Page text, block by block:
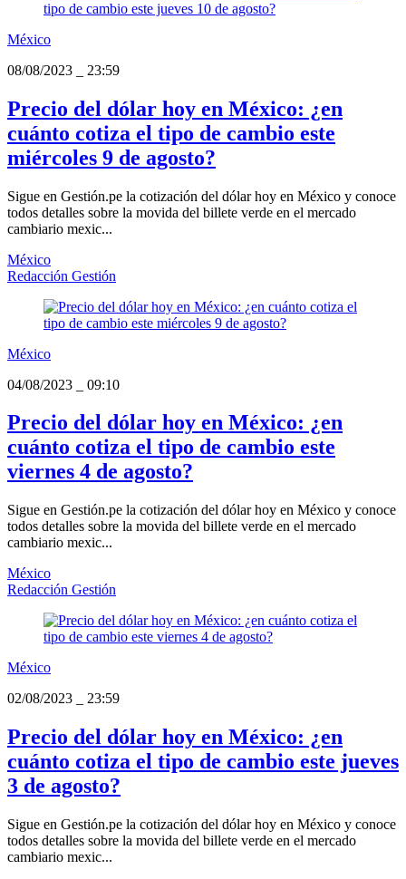
México
08/08/2023
23:59
Precio del dólar hoy en México: ¿en
cuánto cotiza el tipo de cambio este
miércoles 9 de agosto?
Sigue en Gestión.pe la cotización del dólar hoy en México y conoce
todos detalles sobre la movida del billete verde en el mercado
cambiario mexic...
México
Redacción Gestión
México
04/08/2023
09:10
Precio del dólar hoy en México: ¿en
cuánto cotiza el tipo de cambio este
viernes 4 de agosto?
Sigue en Gestión.pe la cotización del dólar hoy en México y conoce
todos detalles sobre la movida del billete verde en el mercado
cambiario mexic...
México
Redacción Gestión
México
02/08/2023
23:59
Precio del dólar hoy en México: ¿en
cuánto cotiza el tipo de cambio este jueves
3 de agosto?
Sigue en Gestión.pe la cotización del dólar hoy en México y conoce
todos detalles sobre la movida del billete verde en el mercado
cambiario mexic...